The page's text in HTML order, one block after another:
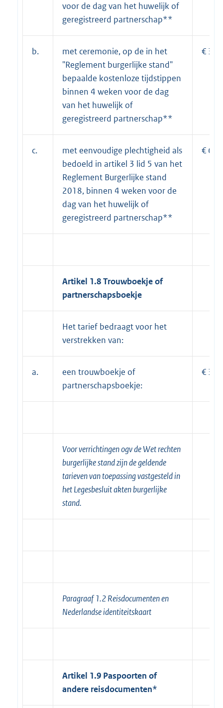
voor de dag van het huwelijk of
geregistreerd partnerschap**
b.
met ceremonie, op de in het
"Reglement burgerlijke stand"
bepaalde kostenloze tijdstippen
binnen 4 weken voor de dag
van het huwelijk of
geregistreerd partnerschap**
€
c.
met eenvoudige plechtigheid als
bedoeld in artikel 3 lid 5 van het
Reglement Burgerlijke stand
2018, binnen 4 weken voor de
dag van het huwelijk of
geregistreerd partnerschap**
€
Artikel 1.8 Trouwboekje of
partnerschapsboekje
Het tarief bedraagt voor het
verstrekken van:
a.
een trouwboekje of
partnerschapsboekje:
€
Voor verrichtingen ogv de Wet rechten
burgerlijke stand zijn de geldende
tarieven van toepassing vastgesteld in
het Legesbesluit akten burgerlijke
stand.
Paragraaf 1.2 Reisdocumenten en
Nederlandse identiteitskaart
Artikel 1.9 Paspoorten of
andere reisdocumenten*